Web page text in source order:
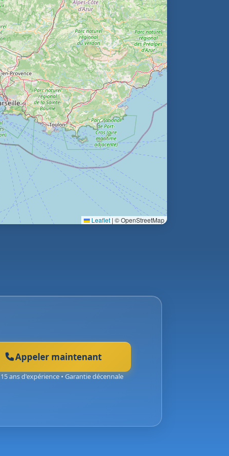
Leaflet | © OpenStreetMap
Appeler maintenant
15 ans d'expérience • Garantie décennale